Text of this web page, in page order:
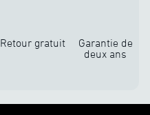
Retour gratuit
Garantie de
deux ans